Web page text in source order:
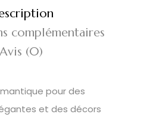
complémentaires
Avis (0)
pour des
et des décors